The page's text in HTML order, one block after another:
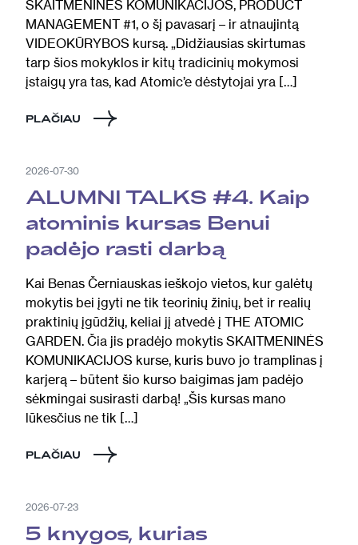
SKAITMENINĖS KOMUNIKACIJOS, PRODUCT
MANAGEMENT #1, o šį pavasarį – ir atnaujintą
VIDEOKŪRYBOS kursą. „Didžiausias skirtumas
tarp šios mokyklos ir kitų tradicinių mokymosi
įstaigų yra tas, kad Atomic’e dėstytojai yra […]
PLAČIAU
2026-07-30
ALUMNI TALKS #4. Kaip
atominis kursas Benui
padėjo rasti darbą
Kai Benas Černiauskas ieškojo vietos, kur galėtų
mokytis bei įgyti ne tik teorinių žinių, bet ir realių
praktinių įgūdžių, keliai jį atvedė į THE ATOMIC
GARDEN. Čia jis pradėjo mokytis SKAITMENINĖS
KOMUNIKACIJOS kurse, kuris buvo jo tramplinas į
karjerą – būtent šio kurso baigimas jam padėjo
sėkmingai susirasti darbą! „Šis kursas mano
lūkesčius ne tik […]
PLAČIAU
2026-07-23
5 knygos, kurias